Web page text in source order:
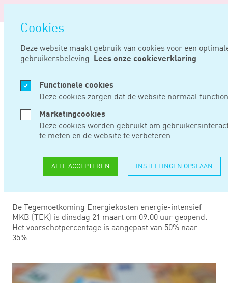
overslaan
Cookies
Deze website maakt gebruik van cookies voor een
gebruikersbeleving. Lees onze cookieverklaring
Functionele cookies
Deze cookies zorgen dat de website normaal
Marketingcookies
Deze cookies worden gebruikt om
te meten en de website te verbeteren
ALLE ACCEPTEREN INSTELLINGEN OPSLAAN
Logo
Noord
Negentig
MRT 21, 2023
TEK OPENT 21
MAART MET LAGER
De Tegemoetkoming Energiekosten energie-intensief
MKB (TEK) is dinsdag 21 maart om 09:00 uur geopend.
Het voorschotpercentage is aangepast van 50% naar
35%.